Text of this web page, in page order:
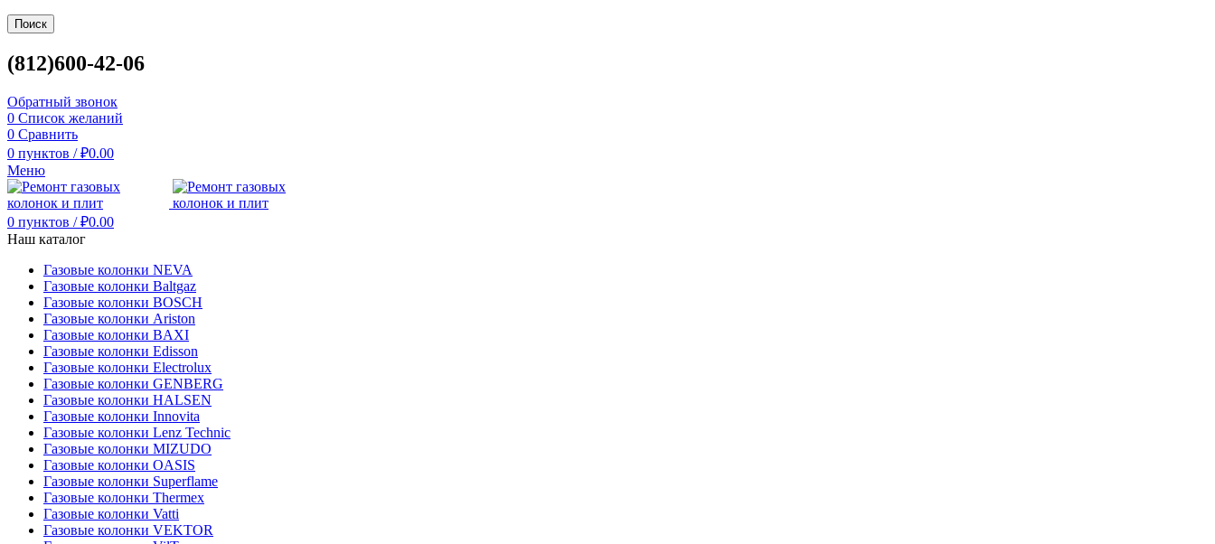
Поиск
(812)600-42-06
Обратный звонок
0 Список желаний
0 Сравнить
0 пунктов / ₽0.00
Меню
0 пунктов / ₽0.00
Наш каталог
Газовые колонки NEVA
Газовые колонки Baltgaz
Газовые колонки BOSCH
Газовые колонки Ariston
Газовые колонки BAXI
Газовые колонки Edisson
Газовые колонки Electrolux
Газовые колонки GENBERG
Газовые колонки HALSEN
Газовые колонки Innovita
Газовые колонки Lenz Technic
Газовые колонки MIZUDO
Газовые колонки OASIS
Газовые колонки Superflame
Газовые колонки Thermex
Газовые колонки Vatti
Газовые колонки VEKTOR